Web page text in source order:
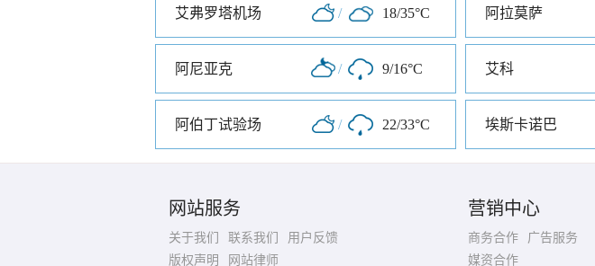
艾弗罗塔机场 / 18/35°C 阿拉莫萨
阿尼亚克 / 9/16°C 艾科
阿伯丁试验场 / 22/33°C 埃斯卡诺巴
网站服务
关于我们 联系我们
用户反馈
版权声明
网站律师
营销中心
商务合作
广告服务
媒资合作